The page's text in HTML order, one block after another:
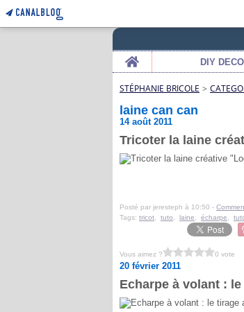
Home
DIY
STÉPHANIE BRICOLE >
laine can can
14 août 2011
Tricoter la laine
Posté par jeresteph à 10:50 -
Tags: tricot tuto laine écharpe
Vous aimez ? 0 vote
20 février 2011
Echarpe à volant :